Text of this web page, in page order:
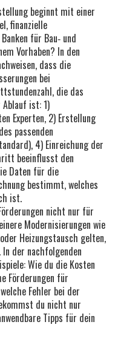
beginnt mit einer
,finanzielle
für Bau‑ und
Vorhaben? In den
dass die
bei
die das
Ablauf ist: 1)
Experten, 2) Erstellung
passenden
4) Einreichung der
beeinflusst den
Daten für die
bestimmt, welches
ist.
nicht nur für
Modernisierungen wie
Heizungstausch gelten,
der nachfolgenden
Wie du die Kosten
Förderungen für
Fehler bei der
du nicht nur
Tipps für dein